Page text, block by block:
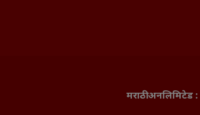
मराठी अनलिमिटेड :